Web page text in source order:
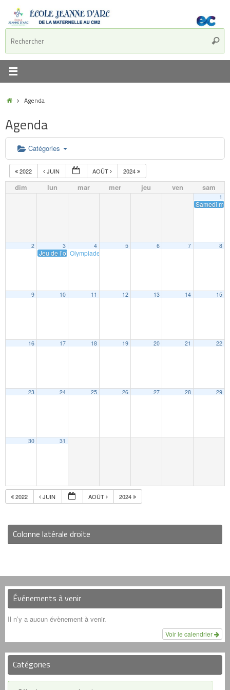
Agenda
Agenda
Catégories
2022 JUIN AOÛT 2024
dim lun mar mer jeu ven sam
1
Samedi
2 3
Jeu de l’oie CM1
4
Olympiades
5 6 7 8
9 10 11 12 13 14 15
16 17 18 19 20 21 22
23 24 25 26 27 28 29
30 31
2022 JUIN AOÛT 2024
Colonne latérale droite
Événements à venir
Il n’y a aucun évènement à venir.
Voir le calendrier
Catégories